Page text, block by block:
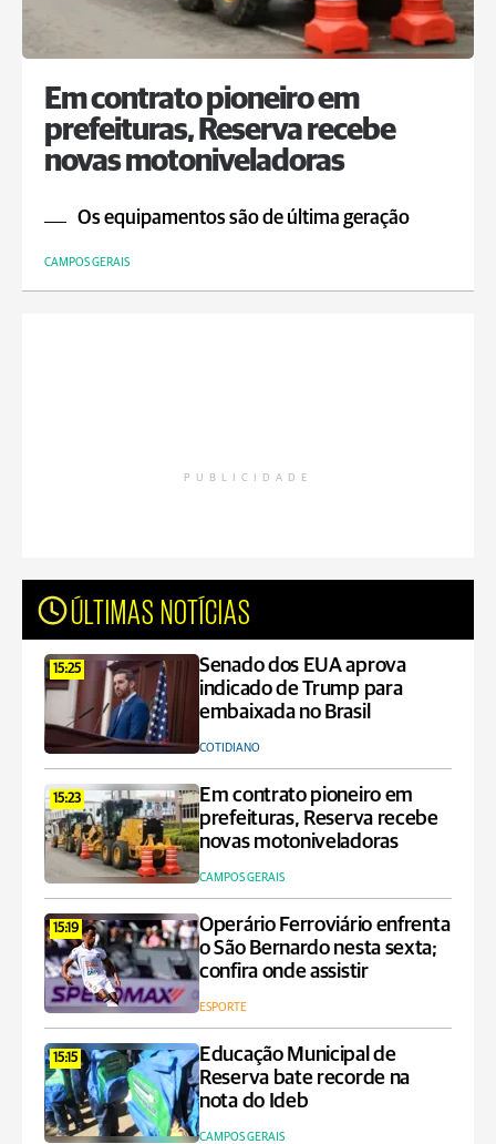
Em contrato pioneiro em
prefeituras, Reserva recebe
novas motoniveladoras
Os equipamentos são de última geração
CAMPOS GERAIS
PUBLICIDADE
ÚLTIMAS NOTÍCIAS
15:25
Senado dos EUA aprova
indicado de Trump para
embaixada no Brasil
COTIDIANO
15:23
Em contrato pioneiro em
prefeituras, Reserva recebe
novas motoniveladoras
CAMPOS GERAIS
15:19
Operário Ferroviário enfrenta
o São Bernardo nesta sexta;
confira onde assistir
ESPORTE
15:15
Educação Municipal de
Reserva bate recorde na
nota do Ideb
CAMPOS GERAIS